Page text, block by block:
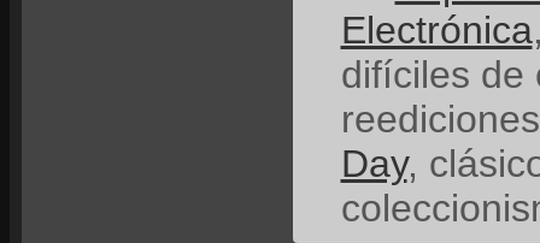
Electrónica
difíciles de
Day,